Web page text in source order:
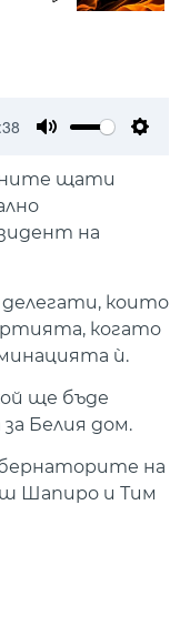
щати
на
делегати, които
когато
ѝ.
ще бъде
Белия дом.
на
Шапиро и Тим